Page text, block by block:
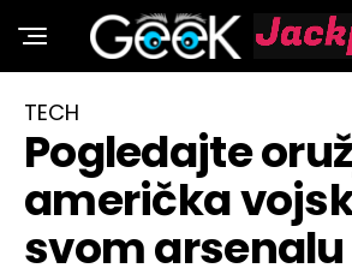
GeeK.hr
TECH
Pogledajte
američka
svom arsenalu